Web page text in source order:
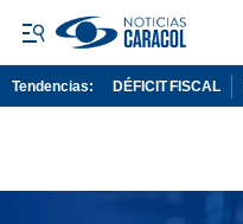
Tendencias: DÉFICIT FISCAL